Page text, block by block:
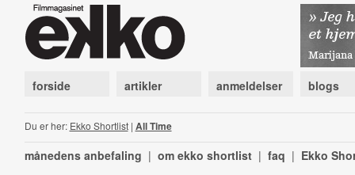
forside artikler anmeldelser blogs
Du er her: Ekko Shortlist| All Time
månedens anbefaling | om ekko shortlist | faq | Ekko